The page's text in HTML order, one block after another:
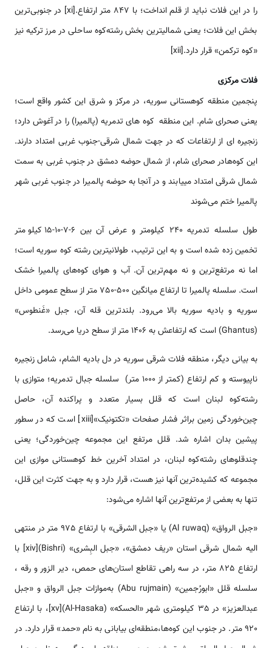
را در این فلات نباید از قلم انداخت؛ با 847 متر ارتفاع.[xi] در جنوبی‌ترین
بخش این فلات؛ یعنی شمالیترین بخش رشته‌كوه ساحلی در مرز ترکیه نیز
«کوه ترکمن» قرار دارد.[xii]
فلات مرکزی
پنجمین منطقه کوهستانی سوریه، در مرکز و شرق این کشور واقع است؛
یعنی صحرای شام. این منطقه کوه های تدمریه (پالمیرا) را در آغوش دارد؛
زنجیره ای از ارتفاعات که در جهت شمال شرقی-جنوب غربی امتداد دارند.
این کوه‌هادر صحرای شام، از شمال حوضه دمشق در جنوب غربی به سمت
شمال شرقی امتداد مییابند و در آنجا به حوضه پالمیرا در جنوب غربی شهر
پالمیرا ختم می‌شوند
طول سلسله تدمریه 240 کیلومتر و عرض آن بین 6-7-10-15 کیلومتر
تخمین زده شده است و به این ترتیب، طولانیترین رشته کوه سوریه است؛
اما نه مرتفع‌ترین و نه مهم‌ترین آن. آب و هوای کوه‌های پالمیرا خشک
است. سلسله پالمیرا تا ارتفاع میانگین ​​500-750 متر از سطح عمومی داخل
سوریه و بادیه سوریه بالا می‌رود. بلندترین قله آن، جبل «غَنطوس»
(Ghantus) است که ارتفاعش به 1406 متر از سطح دریا می‌رسد.
به بیانی دیگر، منطقه فلات شرقی سوریه در دل بادیه الشام، شامل زنجیره
ناپیوسته­ و کم ارتفاع (کمتر از 1000 متر) سلسله جبال تدمریه؛ متوازی با
رشته‌كوه لبنان است که قلل بسیار متعدد و پراکنده آن، حاصل
چین‌خوردگی زمین براثر فشار صفحات «تکتونیک»[xiii] است که در سطور
پیشین بدان اشاره شد. قلل مرتفع این مجموعه چین‌خوردگی؛ یعنی
چندقلوهای رشته‌كوه لبنان، در امتداد آخرین خط کوهستانی موازی این
مجموعه که کشیده‌ترین آن­ها نیز هست، قرار دارد و به جهت کثرت این قلل،
تنها به بعضی از مرتفع‌ترین آن­ها اشاره می‌شود:
«جبل الرواق» (Al ruwaq) یا «جبل الشرقی» با ارتفاع 975 متر در منتهی
الیه شمال شرقی استان «ریف دمشق»، «جبل البِشری» (Bishri)[xiv] با
ارتفاع 825 متر، در سه راهی تقاطع استان‌های حمص، دیر الزور و رقه ،
سلسله قلل «ابورُجمین» (Abu rujmain) به‌موازات جبل الرواق و «جبل
عبدالعزیز» در 35 کیلومتری شهر «الحسکه» (Al-Hasaka)[xv]، با ارتفاع
920 متر. در جنوب این کوه‌ها،منطقه‌ای بیابانی به نام «حمد» قرار دارد. در